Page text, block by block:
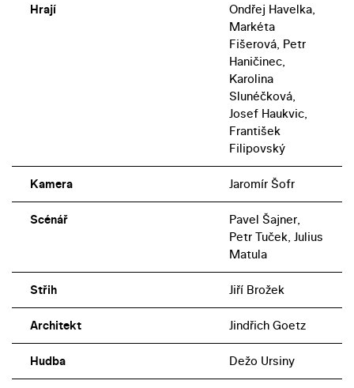
Hrají
Ondřej Havelka,
Markéta
Fišerová, Petr
Haničinec,
Karolina
Slunéčková,
Josef Haukvic,
František
Filipovský
Kamera Jaromír Šofr
Scénář
Pavel Šajner,
Petr Tuček, Julius
Matula
Střih Jiří Brožek
Architekt Jindřich Goetz
Hudba Dežo Ursiny